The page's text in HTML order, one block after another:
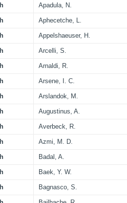
Apadula, N.
Aphecetche, L.
Appelshaeuser, H.
Arcelli, S.
Arnaldi, R.
Arsene, I. C.
Arslandok, M.
Augustinus, A.
Averbeck, R.
Azmi, M. D.
Badal, A.
Baek, Y. W.
Bagnasco, S.